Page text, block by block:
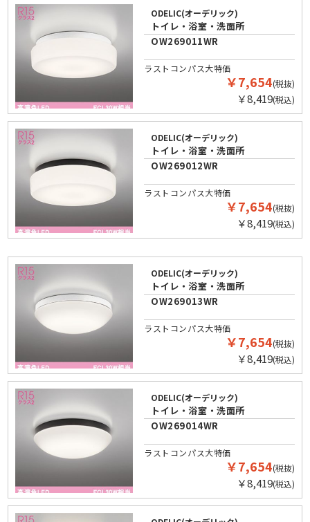
ODELIC(オーデリック)
トイレ・浴室・洗面所
OW269011WR
ラストコンパス大特価
￥7,654(税抜)
￥8,419(税込)
ODELIC(オーデリック)
トイレ・浴室・洗面所
OW269012WR
ラストコンパス大特価
￥7,654(税抜)
￥8,419(税込)
ODELIC(オーデリック)
トイレ・浴室・洗面所
OW269013WR
ラストコンパス大特価
￥7,654(税抜)
￥8,419(税込)
ODELIC(オーデリック)
トイレ・浴室・洗面所
OW269014WR
ラストコンパス大特価
￥7,654(税抜)
￥8,419(税込)